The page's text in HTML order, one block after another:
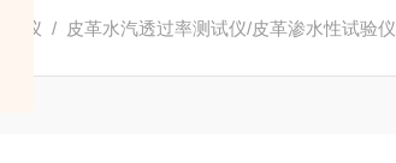
试仪 / 皮革水汽透过率测试仪/皮革渗水性试验仪